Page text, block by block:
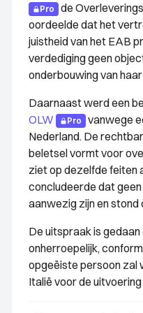
Pro
de
oordeelde dat het
juistheid van het EAB
verdediging geen
onderbouwing van
Daarnaast werd een
OLW
Pro
vanwege
Nederland. De
beletsel vormt voor
ziet op dezelfde feiten
concludeerde dat
aanwezig zijn en
De uitspraak is
onherroepelijk, conform
opgeëiste persoon zal
Italië voor de